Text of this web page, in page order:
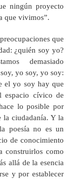
ningún proyecto
que vivimos”.
que
¿quién soy yo?
demasiado
yo soy, yo soy:
el yo soy hay que
espacio cívico de
lo posible por
la ciudadanía. Y la
poesía no es un
de conocimiento
construirlos como
allá de la esencia
y por establecer